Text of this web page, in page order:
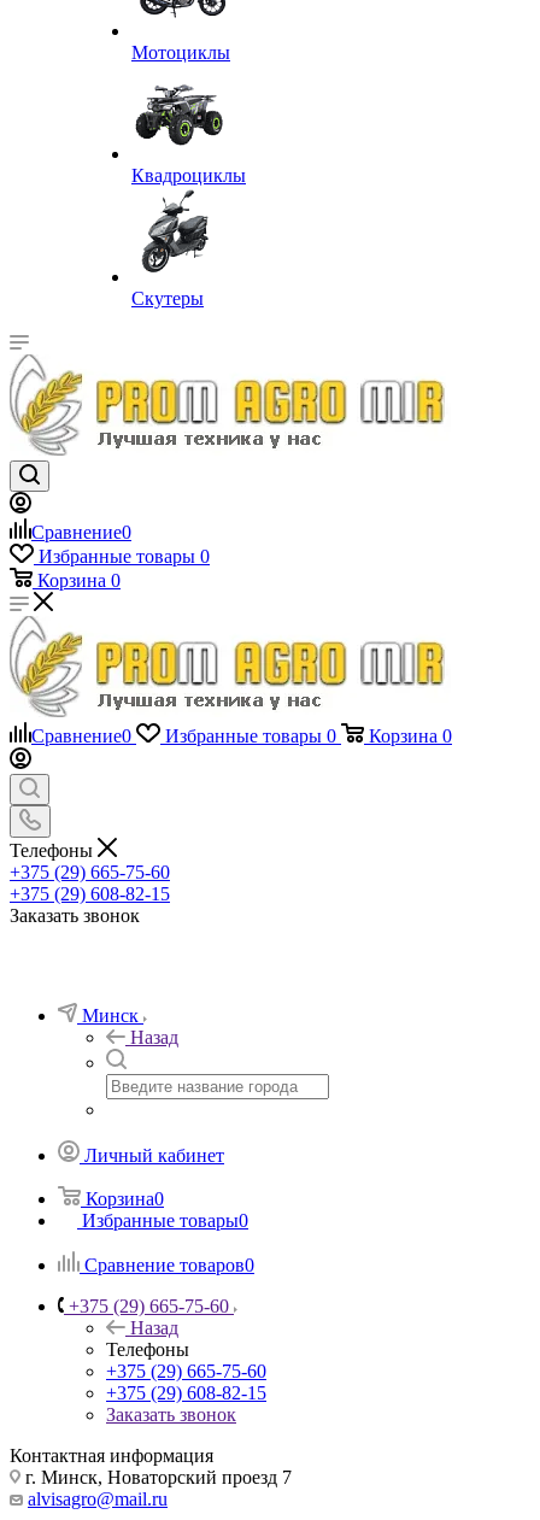
Мотоциклы
Квадроциклы
Скутеры
Сравнение0
Избранные товары 0
Корзина 0
Сравнение0 Избранные товары 0 Корзина 0
Телефоны
+375 (29) 665-75-60
+375 (29) 608-82-15
Заказать звонок
Минск
Назад
Личный кабинет
Корзина0
Избранные товары0
Сравнение товаров0
+375 (29) 665-75-60
Назад
Телефоны
+375 (29) 665-75-60
+375 (29) 608-82-15
Заказать звонок
Контактная информация
г. Минск, Новаторский проезд 7
alvisagro@mail.ru